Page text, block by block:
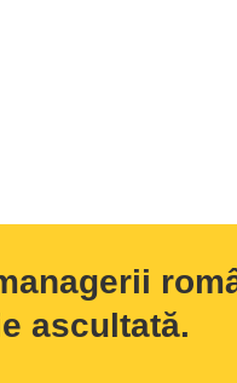
ascultată.